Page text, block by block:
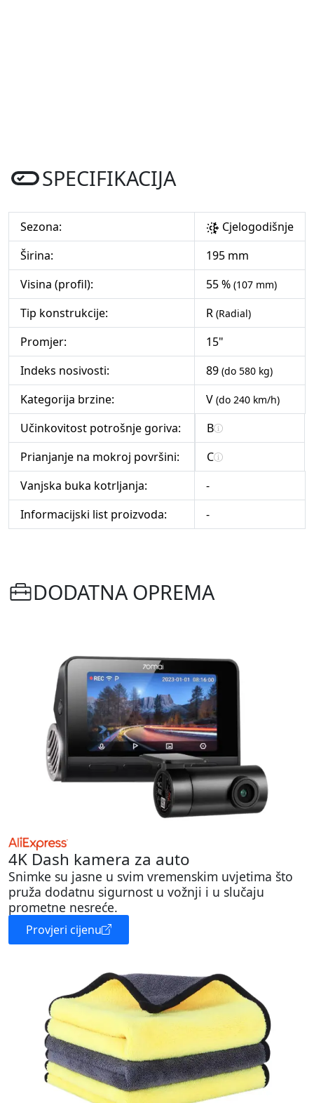
SPECIFIKACIJA
Sezona:
Cjelogodišnje
Širina:
195 mm
Visina (profil):
55 % (107 mm)
Tip konstrukcije: R (Radial)
Promjer:
15"
Indeks nosivosti:
89 (do 580 kg)
Kategorija brzine: V (do 240 km/h)
Učinkovitost potrošnje goriva:
B
Prianjanje na mokroj površini:
C
Vanjska buka kotrljanja:
-
Informacijski list proizvoda:
-
DODATNA OPREMA
4K Dash kamera za auto
Snimke su jasne u svim vremenskim uvjetima što
pruža dodatnu sigurnost u vožnji i u slučaju
prometne nesreće.
Provjeri cijenu